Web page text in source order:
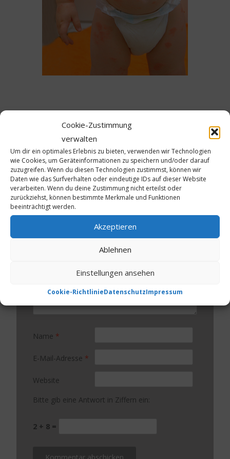
Cookie-Zustimmung
verwalten
Um dir ein optimales Erlebnis zu bieten, verwenden wir Technologien
wie Cookies, um Geräteinformationen zu speichern und/oder darauf
zuzugreifen. Wenn du diesen Technologien zustimmst, können wir
Daten wie das Surfverhalten oder eindeutige IDs auf dieser Website
verarbeiten. Wenn du deine Zustimmung nicht erteilst oder
zurückziehst, können bestimmte Merkmale und Funktionen
beeinträchtigt werden.
Akzeptieren
Ablehnen
Einstellungen ansehen
Cookie-RichtlinieDatenschutzImpressum
Schreibe einen Kommentar
Deine E-Mail-Adresse wird nicht veröffentlicht.
Erforderliche Felder sind mit*markiert
Name *
E-Mail-Adresse *
Website
Bitte gib eine Antwort in Ziffern ein:
2 + 8 =